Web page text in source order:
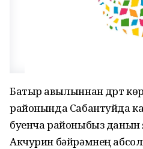
Батыр авылыннан дүрт
районында Сабантуйда
буенча районыбыз
Акчурин бәйрәмнең